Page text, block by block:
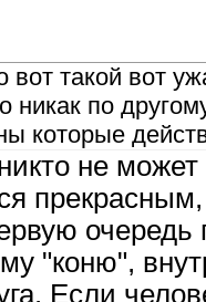
такой вот
никак по
которые
не
очередь
"коню",
Если